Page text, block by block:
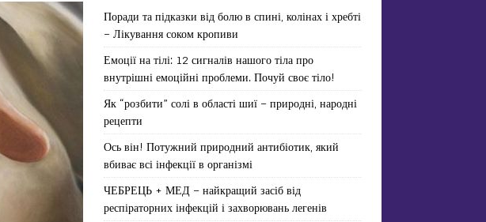
Поради та підказки від болю в спині, колінах і хребті
– Лікування соком кропиви
Емоції на тілі: 12 сигналів нашого тіла про
внутрішні емоційні проблеми. Почуй своє тіло!
Як “розбити” солі в області шиї – природні, народні
рецепти
Ось він! Потужний природний антибіотик, який
вбиває всі інфекції в організмі
ЧЕБРЕЦЬ + МЕД – найкращий засіб від
респіраторних інфекцій і захворювань легенів